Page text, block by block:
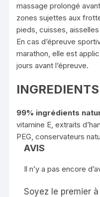
massage prolongé
zones sujettes aux
pieds, cuisses,
En cas d’épreuve
marathon, elle est
jours avant l’épreuve.
INGREDIENTS
99% ingrédients
vitamine E, extraits
PEG, conservateurs
AVIS
Il n’y a pas encore
Soyez le premier